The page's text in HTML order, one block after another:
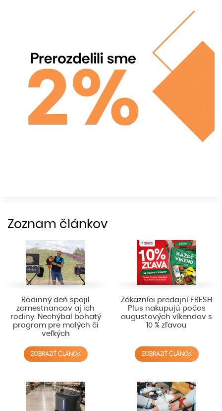
Zoznam článkov
Rodinný deň spojil
zamestnancov aj ich
rodiny. Nechýbal bohatý
program pre malých či
veľkých
ZOBRAZIŤ ČLÁNOK
Zákazníci predajní FRESH
Plus nakupujú počas
augustových víkendov s
10 % zľavou
ZOBRAZIŤ ČLÁNOK